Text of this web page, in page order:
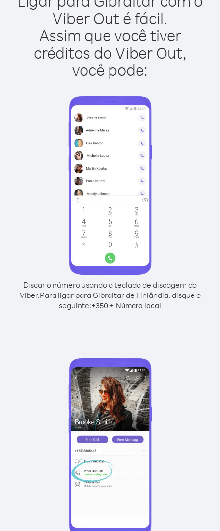
Viber Out é fácil.
Assim que você tiver
créditos do Viber Out,
você pode:
Discar o número usando o teclado de discagem do
Viber.Para ligar para Gibraltar de Finlândia, disque o
seguinte:+350 + Número local